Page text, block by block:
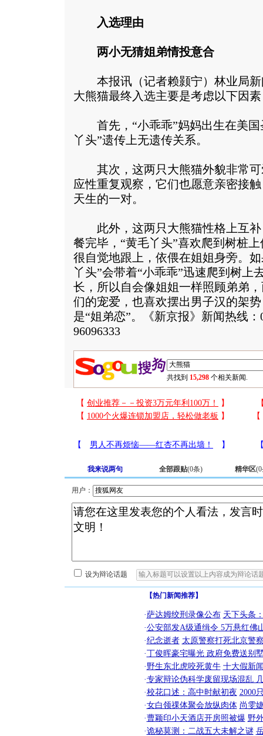
入选理由
两小无猜姐弟情投意合
本报讯（记者赖颢宁）林业局新
大熊猫最终入选主要是考虑以下因
首先，“小乖乖”妈妈出生在美国
丫头”遗传上无遗传关系。
其次，这两只大熊猫外貌非常可
应性重复观察，它们也愿意亲密接
天生的一对。
此外，这两只大熊猫性格上互补
餐完毕，“黄毛丫头”喜欢爬到树桩
很自觉地跟上，依偎在姐姐身旁。
丫头”会带着“小乖乖”迅速爬到树上
长，所以自会像姐姐一样照顾弟弟
们的宠爱，也喜欢摆出男子汉的架
是“姐弟恋”。《新京报》新闻热线：
96096333
共找到 15,298 个相关新闻.
我来说两句 全部跟贴(0条) 精华区(0
用户：
设为辩论话题
【热门新闻推荐】
·萨达姆绞刑录像公布 天下头条
·公安部发A级通缉令 5万悬红佛
·纪念逝者 太原警察打死北京警
·丁俊晖豪宅曝光 政府免费送别
·野生东北虎咬死黄牛 十大假新
·专家辩论伪科学废留现场混乱
·校花口述：高中时献初夜 2000
·女白领祼体聚会放纵肉体 尚雯
·曹颖印小天酒店开房照被爆 野
·诡秘莫测：二战五大未解之谜